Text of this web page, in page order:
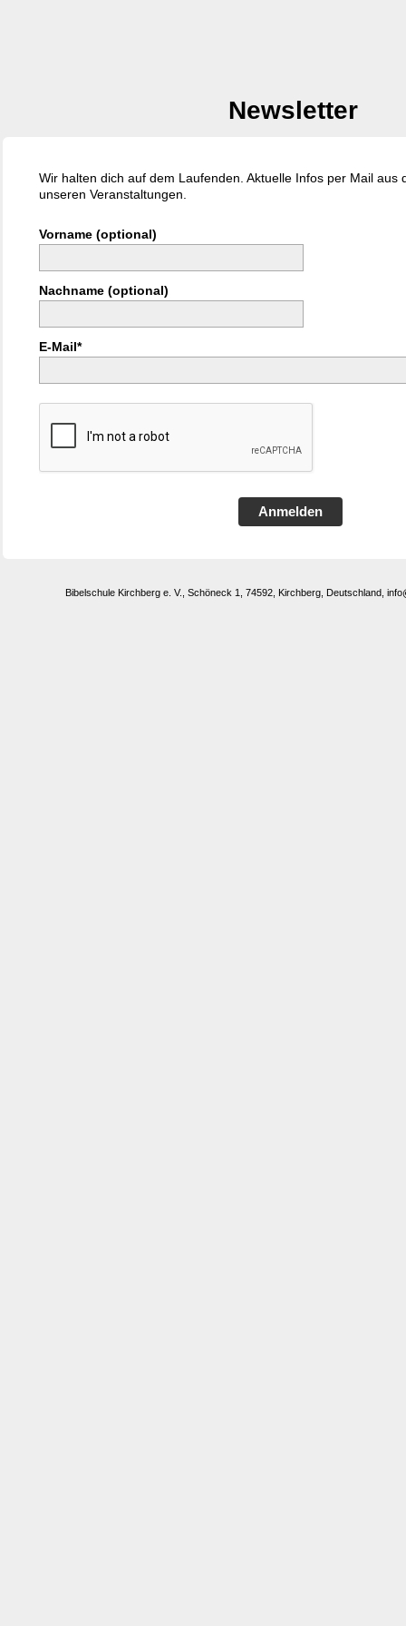
Newsletter
Wir halten dich auf dem Laufenden. Aktuelle Infos per Mail aus
unseren Veranstaltungen.
Vorname (optional)
Nachname (optional)
E-Mail*
Anmelden
Bibelschule Kirchberg e. V., Schöneck 1, 74592, Kirchberg, Deutschland,